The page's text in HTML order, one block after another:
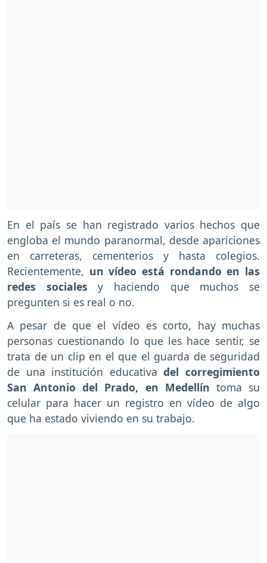
En el país se han registrado varios hechos que
engloba el mundo paranormal, desde apariciones
en carreteras, cementerios y hasta colegios.
Recientemente, un vídeo está rondando en las
redes sociales y haciendo que muchos se
pregunten si es real o no.
A pesar de que el vídeo es corto, hay muchas
personas cuestionando lo que les hace sentir, se
trata de un clip en el que el guarda de seguridad
de una institución educativa del corregimiento
San Antonio del Prado, en Medellín toma su
celular para hacer un registro en vídeo de algo
que ha estado viviendo en su trabajo.